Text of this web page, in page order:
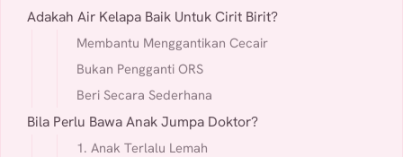
Adakah Air Kelapa Baik Untuk Cirit Birit?
Membantu Menggantikan Cecair
Bukan Pengganti ORS
Beri Secara Sederhana
Bila Perlu Bawa Anak Jumpa Doktor?
1. Anak Terlalu Lemah